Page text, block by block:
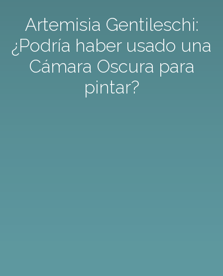
Artemisia Gentileschi:
¿Podría haber usado una
Cámara Oscura para
pintar?